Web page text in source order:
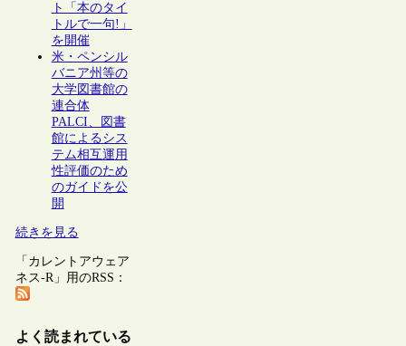
ト「本のタイ
トルで一句!」
を開催
米・ペンシル
バニア州等の
大学図書館の
連合体
PALCI、図書
館によるシス
テム相互運用
性評価のため
のガイドを公
開
続きを見る
「カレントアウェア
ネス-R」用のRSS：
よく読まれている